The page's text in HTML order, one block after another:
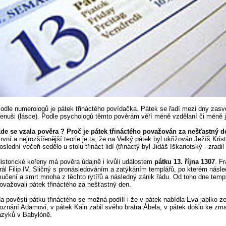
numerologů je pátek třináctého povídačka. Pátek se řadí mezi dny
(lásce). Podle psychologů těmto pověrám věří méně vzdělaní či méně
se vzala pověra ? Proč je pátek třináctého považován za nešťastný
a nejrozšířenější teorie je ta, že na Velký pátek byl ukřižován Ježíš
večeři sedělo u stolu třináct lidí (třináctý byl Jidáš Iškariotský - zradil
kořeny má pověra údajně i kvůli událostem pátku 13. října 1307 .
Filip IV. Sličný s pronásledováním a zatýkáním templářů, po kterém
a smrt mnoha z těchto rytířů a následný zánik řádu. Od toho dne
pátek třináctého za nešťastný den.
pověsti pátku třináctého se možná podílí i že v pátek nabídla Eva jablko
Adamovi, v pátek Kain zabil svého bratra Ábela, v pátek došlo ke
v Babylóně.